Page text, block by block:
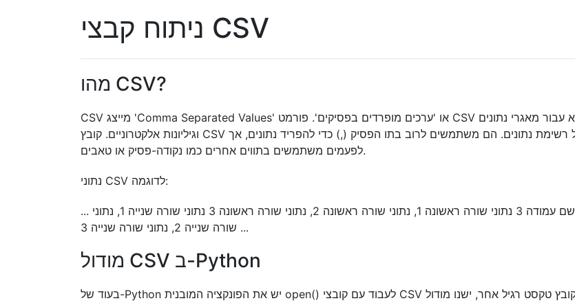
ניתוח קבצי CSV
מהו CSV?
CSV מייצג 'Comma Separated Values' או 'ערכים מופרדים בפסיקים'. פורמט CSV הוא הנפוץ ביותר לייבוא וייצוא עבור מאגרי נתונים
וגיליונות אלקטרוניים. קובץ CSV הוא קובץ טקסט פשוט המכיל רשימת נתונים. הם משתמשים לרוב בתו הפסיק (,) כדי להפריד נתונים, אך
לפעמים משתמשים בתווים אחרים כמו נקודה-פסיק או טאבים.
נתוני CSV לדוגמה:
... שם עמודה 1, שם עמודה 2, שם עמודה 3 נתוני שורה ראשונה 1, נתוני שורה ראשונה 2, נתוני שורה ראשונה 3 נתוני שורה שנייה 1, נתוני
שורה שנייה 2, נתוני שורה שנייה 3 ...
מודול CSV ב-Python
בעוד של-Python יש את הפונקציה המובנית open() לעבוד עם קובצי CSV או כל קובץ טקסט רגיל אחר, ישנו מודול csv ייעודי המיישם